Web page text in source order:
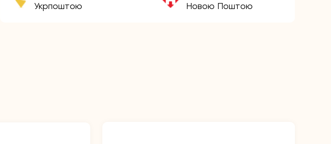
Укрпоштою
Новою Поштою